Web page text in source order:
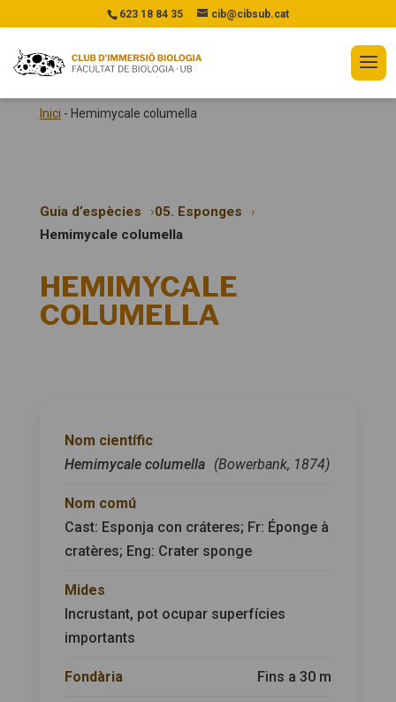
623 18 84 35 cib@cibsub.cat
Inici - Hemimycale columella
Guia d’espècies
05. Esponges
Hemimycale columella
HEMIMYCALE
COLUMELLA
Nom científic
Hemimycale columella (Bowerbank, 1874)
Nom comú
Cast: Esponja con cráteres; Fr: Éponge à
cratères; Eng: Crater sponge
Mides
Incrustant, pot ocupar superfícies
importants
Fondària Fins a 30 m